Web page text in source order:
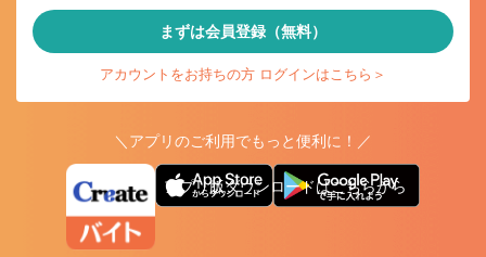
まずは会員登録（無料）
アカウントをお持ちの方 ログインはこちら＞
＼アプリのご利用でもっと便利に！／
アプリ版ダウンロードはこちらから